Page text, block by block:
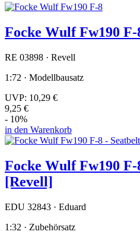
Focke Wulf Fw190 F-
RE 03898 · Revell
1:72 · Modellbausatz
UVP: 10,29 €
9,25 €
- 10%
in den Warenkorb
Focke Wulf Fw190 F-
[Revell]
EDU 32843 · Eduard
1:32 · Zubehörsatz